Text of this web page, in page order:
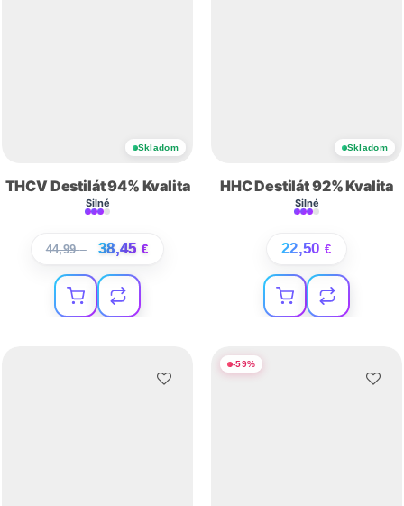
Skladom
THCV Destilát 94% Kvalita
Silné
44,99€ 38,45 €
Skladom
HHC Destilát 92% Kvalita
Silné
22,50 €
-59%